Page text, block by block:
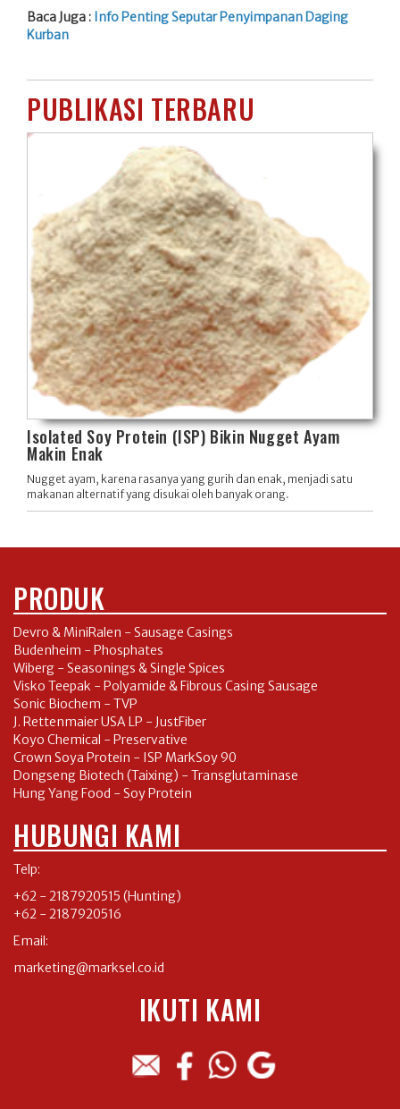
Baca Juga : Info Penting Seputar Penyimpanan Daging
Kurban
PUBLIKASI TERBARU
Isolated Soy Protein (ISP) Bikin Nugget Ayam
Makin Enak
Nugget ayam, karena rasanya yang gurih dan enak, menjadi satu
makanan alternatif yang disukai oleh banyak orang.
PRODUK
Devro & MiniRalen - Sausage Casings
Budenheim - Phosphates
Wiberg - Seasonings & Single Spices
Visko Teepak - Polyamide & Fibrous Casing Sausage
Sonic Biochem - TVP
J. Rettenmaier USA LP - JustFiber
Koyo Chemical - Preservative
Crown Soya Protein - ISP MarkSoy 90
Dongseng Biotech (Taixing) - Transglutaminase
Hung Yang Food - Soy Protein
HUBUNGI KAMI
Telp:
+62 - 2187920515 (Hunting)
+62 - 2187920516
Email:
marketing@marksel.co.id
IKUTI KAMI